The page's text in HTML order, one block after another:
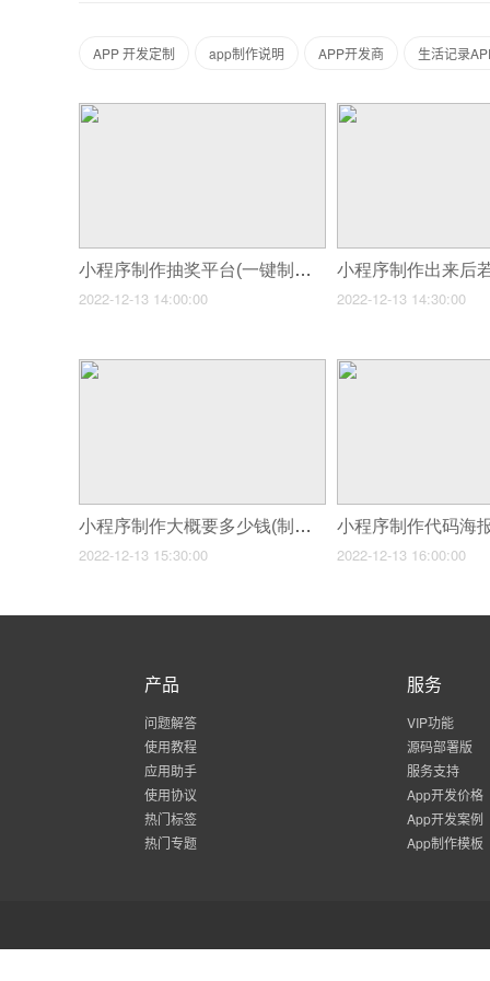
APP 开发定制 app制作说明 APP开发商 生活记录
小程序制作抽奖平台(一键制作微信抽奖小程序)
2022-12-13 14:00:00 2022-12-13 14:30:00
小程序制作大概要多少钱(制作一个店铺微信小程序多少钱)
2022-12-13 15:30:00 2022-12-13 16:00:00
产品
问题解答
使用教程
应用助手
使用协议
热门标签
热门专题
服务
VIP功能
源码部署版
服务支持
App开发价格
App开发案例
App制作模板